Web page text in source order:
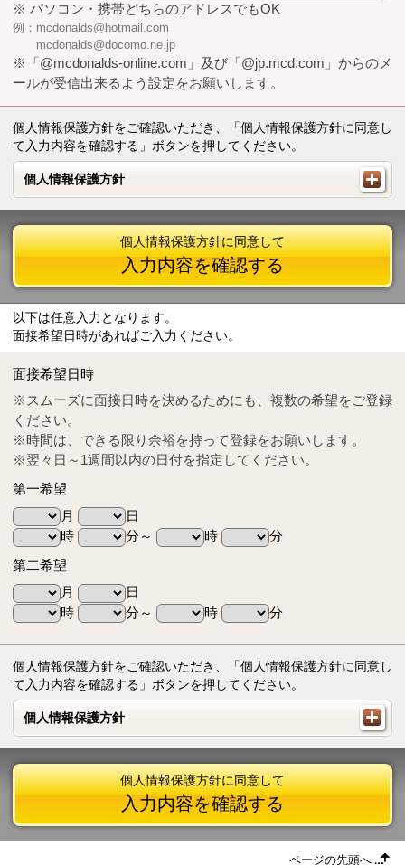
※ パソコン・携帯どちらのアドレスでもOK
例：mcdonalds@hotmail.com
mcdonalds@docomo.ne.jp
※「@mcdonalds-online.com」及び「@jp.mcd.com」からのメ
ールが受信出来るよう設定をお願いします。
個人情報保護方針をご確認いただき、「個人情報保護方針に同意し
て入力内容を確認する」ボタンを押してください。
個人情報保護方針
個人情報保護方針
Tel
0570-55-0314
個人情報保護方針に同意して
入力内容を確認する
以下は任意入力となります。
面接希望日時があればご入力ください。
面接希望日時
※スムーズに面接日時を決めるためにも、複数の希望をご登録
ください。
※時間は、できる限り余裕を持って登録をお願いします。
※翌々日～1週間以内の日付を指定してください。
第一希望
月
日
時
分～ 時
分
第二希望
月
日
時
分～ 時 分
個人情報保護方針をご確認いただき、「個人情報保護方針に同意し
て入力内容を確認する」ボタンを押してください。
個人情報保護方針
個人情報保護方針
個人情報保護方針に同意して
入力内容を確認する
ページの先頭へ